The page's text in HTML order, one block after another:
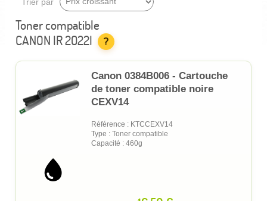
Toner compatible
CANON IR 2022I
?
Canon 0384B006 - Cartouche
de toner compatible noire
CEXV14
Référence : KTCCEXV14
Type : Toner compatible
Capacité : 460g